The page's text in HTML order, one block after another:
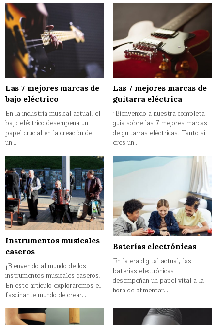
Las 7 mejores marcas de
bajo eléctrico
En la industria musical actual, el
bajo eléctrico desempeña un
papel crucial en la creación de
un…
Las 7 mejores marcas de
guitarra eléctrica
¡Bienvenido a nuestra completa
guía sobre las 7 mejores marcas
de guitarras eléctricas! Tanto si
eres un…
Instrumentos musicales
caseros
¡Bienvenido al mundo de los
instrumentos musicales caseros!
En este artículo exploraremos el
fascinante mundo de crear…
Baterías electrónicas
En la era digital actual, las
baterías electrónicas
desempeñan un papel vital a la
hora de alimentar…